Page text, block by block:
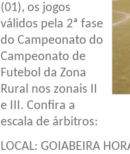
(01), os jogos
válidos pela 2ª fase
do Campeonato do
Campeonato de
Futebol da Zona
Rural nos zonais II
e III. Confira a
escala de árbitros:
LOCAL: GOIABEIRA